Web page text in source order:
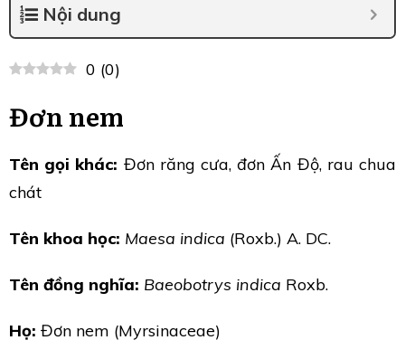
Nội dung
0 (0)
Đơn nem
Tên gọi khác: Đơn răng cưa, đơn Ấn Độ, rau chua
chát
Tên khoa học: Maesa indica (Roxb.) A. DC.
Tên đồng nghĩa: Baeobotrys indica Roxb.
Họ: Đơn nem (Myrsinaceae)